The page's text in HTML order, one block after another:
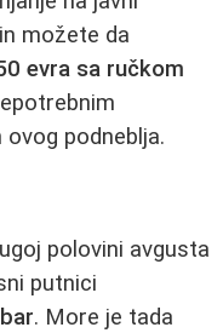
možete da
evra sa ručkom
podneblja.
polovini avgusta
putnici
. More je tada